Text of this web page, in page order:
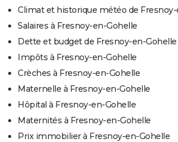
Climat et historique météo de
Salaires à Fresnoy-en-Gohelle
Dette et budget de Fresnoy-en-Gohelle
Impôts à Fresnoy-en-Gohelle
Crèches à Fresnoy-en-Gohelle
Maternelle à Fresnoy-en-Gohelle
Hôpital à Fresnoy-en-Gohelle
Maternités à Fresnoy-en-Gohelle
Prix immobilier à Fresnoy-en-Gohelle